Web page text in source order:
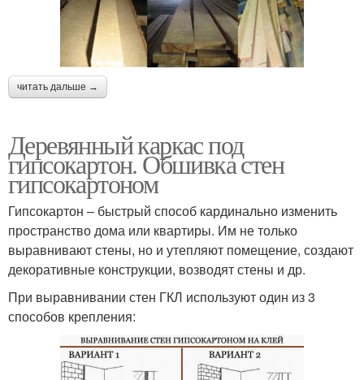
читать дальше →
Деревянный каркас под
гипсокартон. Обшивка стен
гипсокартоном
Гипсокартон – быстрый способ кардинально изменить
пространство дома или квартиры. Им не только
выравнивают стены, но и утепляют помещение, создают
декоративные конструкции, возводят стены и др.
При выравнивании стен ГКЛ используют один из 3
способов крепления: